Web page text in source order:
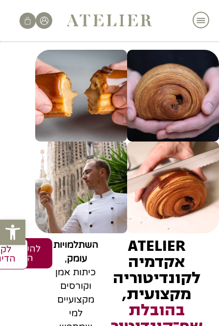
ATELIER
אקדמיה
לקונדיטוריה
מקצועית,
בהובלת
השתלמויות
עומק,
כיתות אמן
וקורסים
מקצועיים
למי
פתח